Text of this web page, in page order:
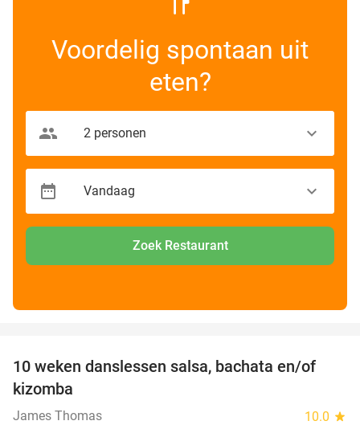
Voordelig spontaan uit
eten?
Zoek Restaurant
56%
10 weken danslessen salsa, bachata en/of
kizomba
James Thomas 10.0 star